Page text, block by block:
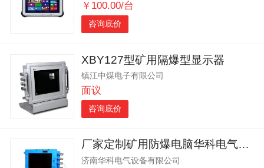
香港
澳门 国外地区
￥100.00/台
咨询底价
XBY127型矿用隔爆型显示器
镇江中煤电子有限公司
面议
咨询底价
厂家定制矿用防爆电脑华科电气KJD127煤矿专用防爆本安计算机
济南华科电气设备有限公司